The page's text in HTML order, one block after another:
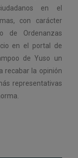
en el
con carácter
de Ordenanzas
en el portal de
de Yuso un
recabar la opinión
representativas